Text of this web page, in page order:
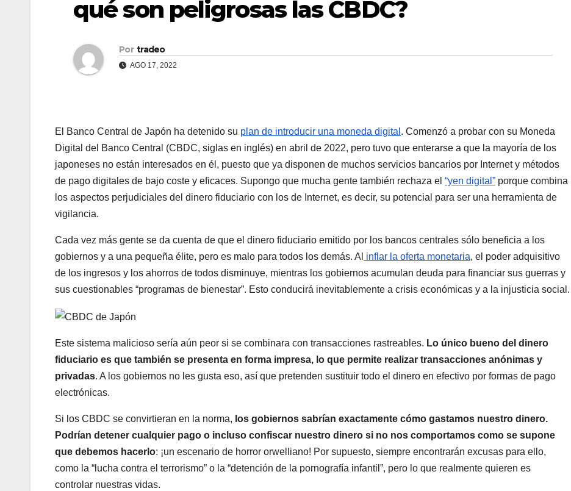
qué son peligrosas las CBDC?
Por tradeo
AGO 17, 2022
El Banco Central de Japón ha detenido su plan de introducir una moneda digital . Comenzó a probar con su Moneda
Digital del Banco Central (CBDC, siglas en inglés) en abril de 2022, pero tuvo que enterarse a que la mayoría de los
japoneses no están interesados en él, puesto que ya disponen de muchos servicios bancarios por Internet y métodos
de pago digitales de bajo coste y eficaces. Supongo que mucha gente también rechaza el “yen digital” porque combina
los aspectos perjudiciales del dinero fiduciario con los de Internet, es decir, su potencial para ser una herramienta de
vigilancia.
Cada vez más gente se da cuenta de que el dinero fiduciario emitido por los bancos centrales sólo beneficia a los
gobiernos y a una pequeña élite, pero es malo para todos los demás. Al inflar la oferta monetaria, el poder adquisitivo
de los ingresos y los ahorros de todos disminuye, mientras los gobiernos acumulan deuda para financiar sus guerras y
sus cuestionables “programas de bienestar”. Esto conducirá inevitablemente a crisis económicas y a la injusticia social.
Este sistema malicioso sería aún peor si se combinara con transacciones rastreables. Lo único bueno del dinero
fiduciario es que también se presenta en forma impresa, lo que permite realizar transacciones anónimas y
privadas. A los gobiernos no les gusta eso, así que pretenden sustituir todo el dinero en efectivo por formas de pago
electrónicas.
Si los CBDC se convirtieran en la norma, los gobiernos sabrían exactamente cómo gastamos nuestro dinero.
Podrían detener cualquier pago o incluso confiscar nuestro dinero si no nos comportamos como se supone
que debemos hacerlo: ¡un escenario de horror orwelliano! Por supuesto, siempre encontrarán excusas para ello,
como la “lucha contra el terrorismo” o la “detención de la pornografía infantil”, pero lo que realmente quieren es
controlar nuestras vidas.